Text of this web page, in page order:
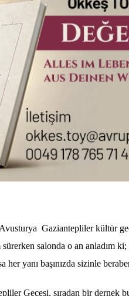
Gaziantepliler kültür
salonda o an anladım ki;
yanı başınızda sizinle
Gecesi, sıradan bir dernek